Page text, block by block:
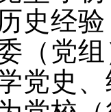
史经
（党
党史